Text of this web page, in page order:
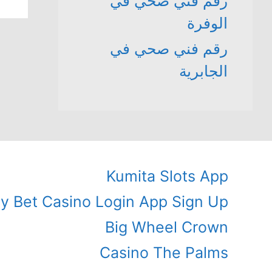
الوفرة
رقم فني صحي في
الجابرية
Kumita Slots App
Bet Casino Login App Sign Up
Big Wheel Crown
Casino The Palms